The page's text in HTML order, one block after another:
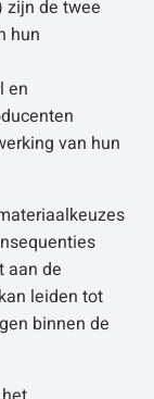
zijn de twee
hun
en
van hun
aan de
leiden tot
binnen de